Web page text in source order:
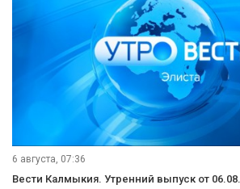
6 августа, 07:36
Вести Калмыкия. Утренний выпуск от